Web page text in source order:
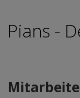
Pians -